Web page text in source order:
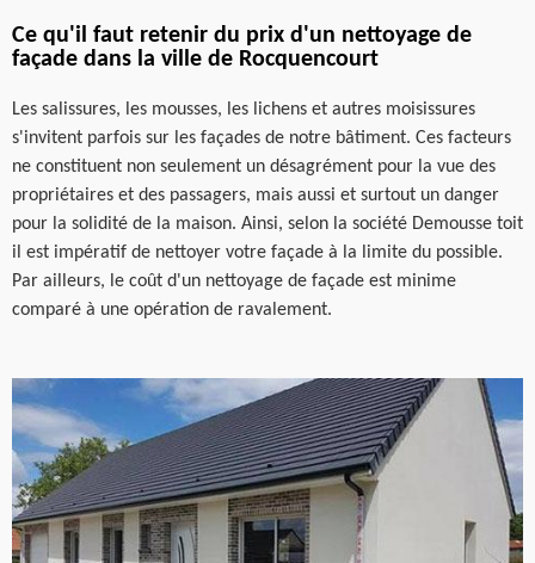
Ce qu'il faut retenir du prix d'un nettoyage de
façade dans la ville de Rocquencourt
Les salissures, les mousses, les lichens et autres moisissures
s'invitent parfois sur les façades de notre bâtiment. Ces facteurs
ne constituent non seulement un désagrément pour la vue des
propriétaires et des passagers, mais aussi et surtout un danger
pour la solidité de la maison. Ainsi, selon la société Demousse toit
il est impératif de nettoyer votre façade à la limite du possible.
Par ailleurs, le coût d'un nettoyage de façade est minime
comparé à une opération de ravalement.